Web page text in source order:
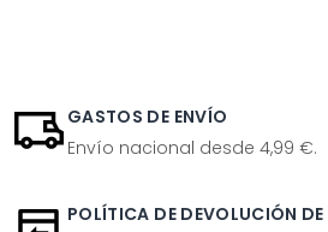
GASTOS DE ENVÍO
Envío nacional desde 4,99 €.
POLÍTICA DE DEVOLUCIÓN